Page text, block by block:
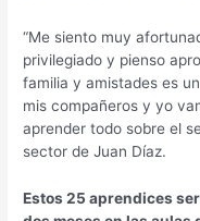
“Me siento muy
privilegiado y pienso
familia y amistades es
mis compañeros y yo
aprender todo sobre el
sector de Juan Díaz.
Estos 25 aprendices